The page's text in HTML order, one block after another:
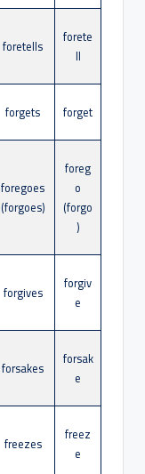
forete
ll
foretells
forget
forgets
foreg
o
(forgo
)
foregoes
(forgoes)
forgiv
e
forgives
forsak
e
forsakes
freez
e
freezes